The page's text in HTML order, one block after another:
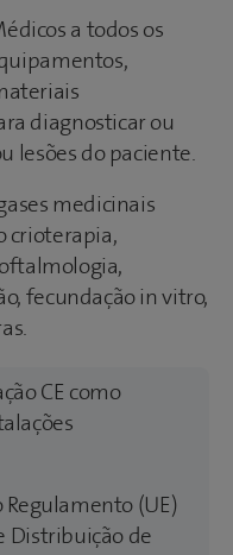
a todos os
diagnosticar ou
lesões do paciente.
medicinais
crioterapia,
fecundação in vitro,
CE como
Regulamento (UE)
Distribuição de